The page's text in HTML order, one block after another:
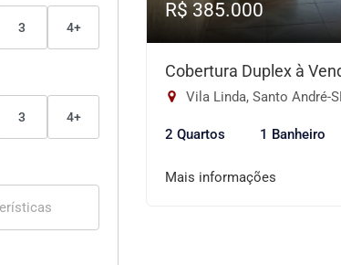
3 4+
3 4+
R$ 385.000
Cobertura Duplex à
Vila Linda, Santo André-
2 Quartos 1 Banheiro
Mais informações